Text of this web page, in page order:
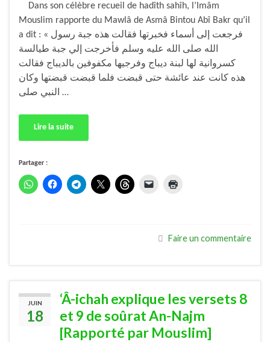
Dans son célèbre recueil de hadîth sahîh, l’Imâm
Mouslim rapporte du Mawlâ de Asmâ Bintou Abî Bakr qu’il
a dit : « فرجعت إلى أسماء فخبرتها فقالت هذه جبة رسول
الله صلى الله عليه وسلم فأخرجت إلي جبة طيالسة
كسروانية لها لبنة ديباج وفرجيها مكفوفين بالديباج فقالت
هذه كانت عند عائشة حتى قبضت فلما قبضت قبضتها وكان
النبي صلى …
Lire la suite
Partager :
Faire un commentaire
JUIN
18
‘Â-ichah explique les versets 8
et 9 de soûrat An-Najm
[Rapporté par Mouslim]